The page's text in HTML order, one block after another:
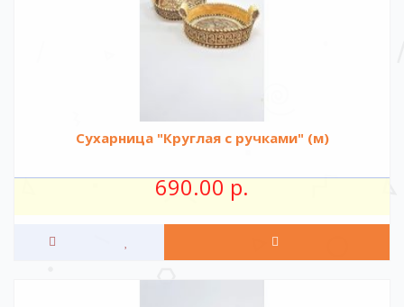
Сухарница "Круглая с ручками" (м)
690.00 р.